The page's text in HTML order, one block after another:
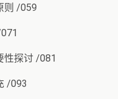
则 /059
性探讨 /081
/093